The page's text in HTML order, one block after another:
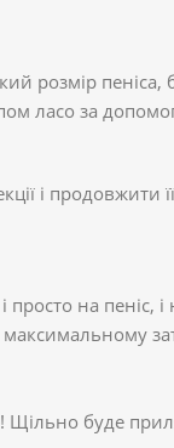
розмір
ласо за
і продовжити
на пеніс,
Щільно буде